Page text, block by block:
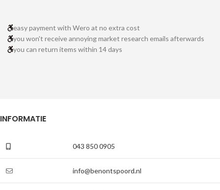
easy payment with Wero at no extra cost
you won't receive annoying market research emails afterwards
you can return items within 14 days
INFORMATIE
043 850 0905
info@benontspoord.nl